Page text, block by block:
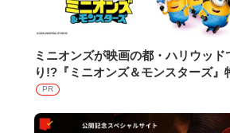
ミニオンズが映画の都・ハリウッド
り!?『ミニオンズ＆モンスターズ』
PR